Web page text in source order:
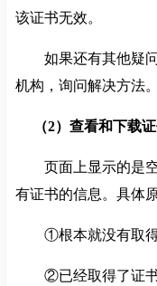
该证书无效。
如果还有其他疑问
机构，询问解决方法。
（2）查看和下载
页面上显示的是空
有证书的信息。具体
①根本就没有取得
②已经取得了证书